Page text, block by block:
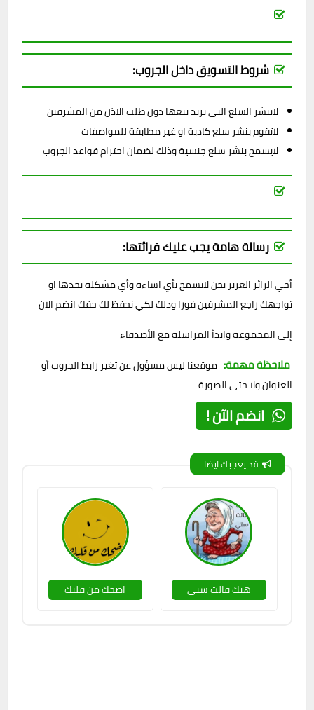
شروط التسويق داخل الجروب:
لاتنشر السلع التي تريد بيعها دون طلب الاذن من المشرفين
لاتقوم بنشر سلع كاذبة او غير مطابقة للمواصفات
لايسمح بنشر سلع جنسية وذلك لضمان احترام قواعد الجروب
رسالة هامة يجب عليك قرائتها:
أخي الزائر العزيز نحن لانسمح بأي اساءة وأي مشكلة تجدها او
تواجهك راجع المشرفين فورا وذلك لكي نحفظ لك حقك انضم الان
إلى المجموعة وابدأ المراسلة مع الأصدقاء
ملاحظة مهمة: موقعنا ليس مسؤول عن تغير رابط الجروب أو
العنوان ولا حتى الصورة
انضم الآن !
قد يعجبك ايضا
هيك قالت ستي اضحك من قلبك